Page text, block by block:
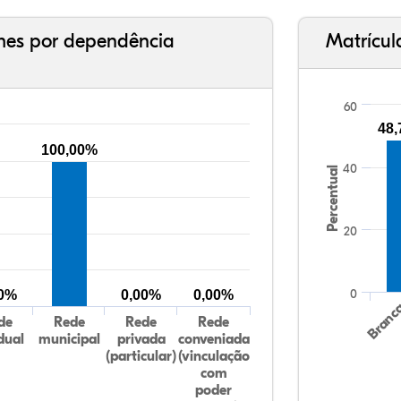
por dependência
Rede
municipal
Rede
privada
(particular)
Rede
conveniada
(vinculação
com
poder
100,00%
0,00% 0,00%
Percentual
0
20
40
60